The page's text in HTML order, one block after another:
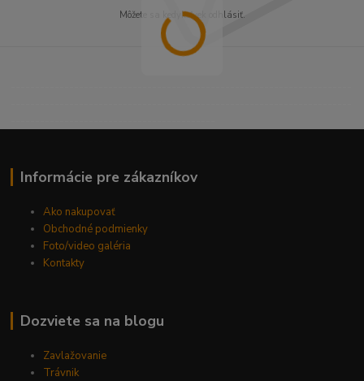
Môžete sa kedykoľvek odhlásiť.
Informácie pre zákazníkov
Ako nakupovať
Obchodné podmienky
Foto/video galéria
Kontakty
Dozviete sa na blogu
Zavlažovanie
Trávnik